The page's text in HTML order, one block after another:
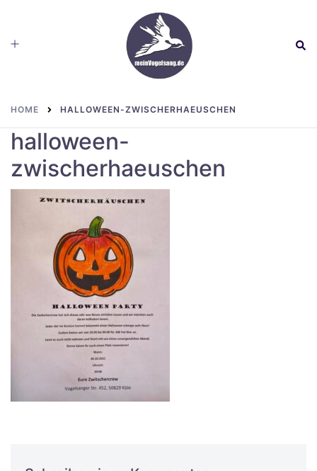
content
Toggle
HOME HALLOWEEN-ZWISCHERHAEUSCHEN
halloween-
zwischerhaeuschen